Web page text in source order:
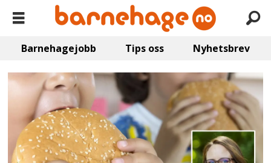
Barnehagejobb Tips oss Nyhetsbrev